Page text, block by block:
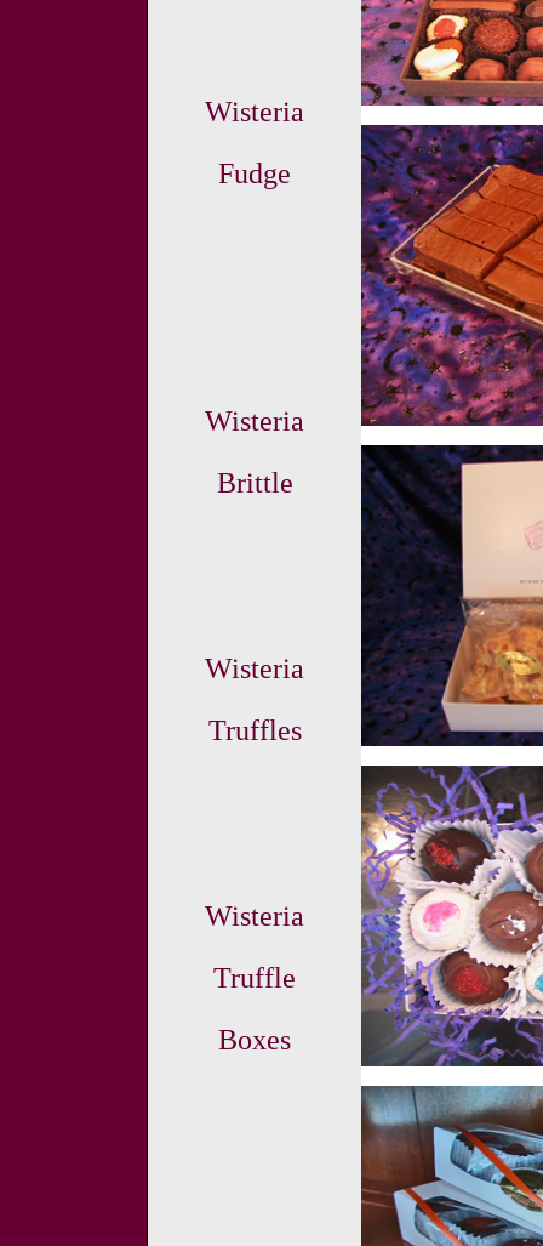
Wisteria
Fudge
Wisteria
Brittle
Wisteria
Truffles
Wisteria
Truffle
Boxes